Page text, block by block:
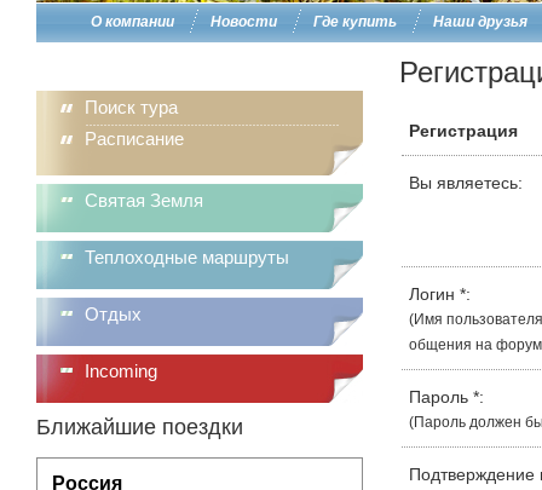
О компании Новости Где купить Наши друзья
Поиск тура
Расписание
Святая Земля
Теплоходные маршруты
Отдых
Incoming
Ближайшие поездки
Россия
Регистрация
Вы являетесь:
Логин *:
(Имя
общения на
Пароль *:
(Пароль должен